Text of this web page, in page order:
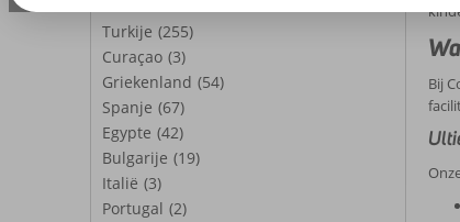
Turkije (255)
Curaçao (3)
Griekenland (54)
Spanje (67)
Egypte (42)
Bulgarije (19)
Italië (3)
Portugal (2)
Bij